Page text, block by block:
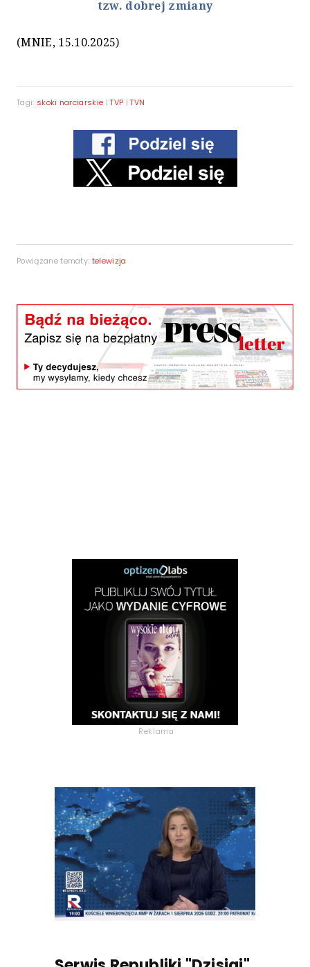
tzw. dobrej zmiany
(MNIE, 15.10.2025)
Tagi: skoki narciarskie |TVP |TVN
Powiązane tematy: telewizja
Reklama